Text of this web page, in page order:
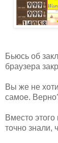
Бьюсь об
браузера
Вы же не
самое.
Вместо
точно знали,